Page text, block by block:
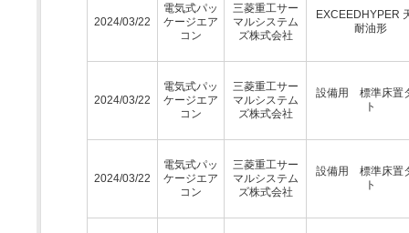
2024/03/22
電気式パッ
ケージエア
コン
三菱重工サー
マルシステム
ズ株式会社
EXCEEDHYPER
耐油形
2024/03/22
電気式パッ
ケージエア
コン
三菱重工サー
マルシステム
ズ株式会社
設備用 標準床置
ト
2024/03/22
電気式パッ
ケージエア
コン
三菱重工サー
マルシステム
ズ株式会社
設備用 標準床置
ト